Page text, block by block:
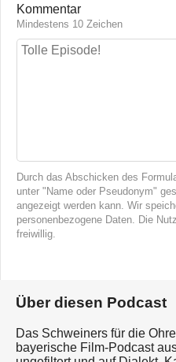
Kommentar
Mindestens 10 Zeichen
Durch das Abschicken des
unter "Name oder Pseudonym"
angezeigt werden kann. Wir
personenbezogene Daten. Die
freiwillig.
Über diesen Podcast
Das Schweiners für die
bayerische Film-Podcast